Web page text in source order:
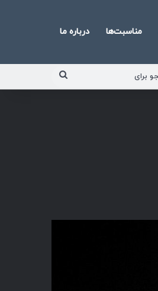
مناسبت‌ها درباره ما